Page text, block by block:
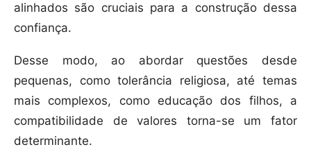
alinhados são cruciais para a construção dessa
confiança.
Desse modo, ao abordar questões desde
pequenas, como tolerância religiosa, até temas
mais complexos, como educação dos filhos, a
compatibilidade de valores torna-se um fator
determinante.